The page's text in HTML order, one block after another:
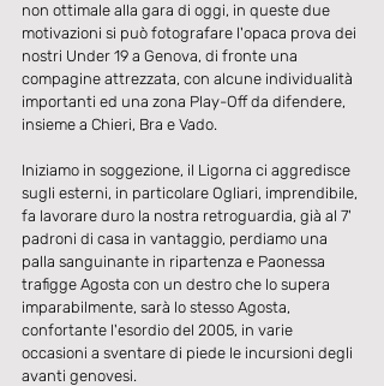
non ottimale alla gara di oggi, in queste due
motivazioni si può fotografare l'opaca prova dei
nostri Under 19 a Genova, di fronte una
compagine attrezzata, con alcune individualità
importanti ed una zona Play-Off da difendere,
insieme a Chieri, Bra e Vado.
Iniziamo in soggezione, il Ligorna ci aggredisce
sugli esterni, in particolare Ogliari, imprendibile,
fa lavorare duro la nostra retroguardia, già al 7'
padroni di casa in vantaggio, perdiamo una
palla sanguinante in ripartenza e Paonessa
trafigge Agosta con un destro che lo supera
imparabilmente, sarà lo stesso Agosta,
confortante l'esordio del 2005, in varie
occasioni a sventare di piede le incursioni degli
avanti genovesi.